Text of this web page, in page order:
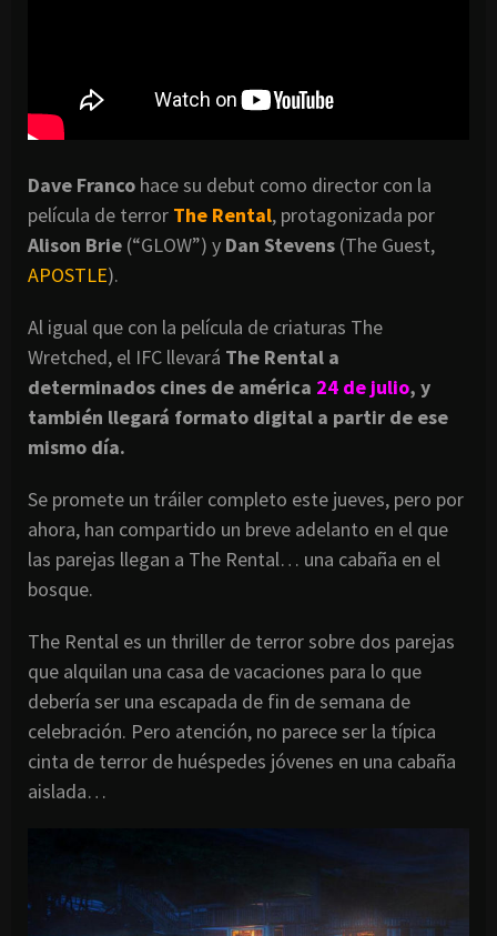
Dave Franco hace su debut como director con la
película de terror The Rental, protagonizada por
Alison Brie (“GLOW”) y Dan Stevens (The Guest,
APOSTLE).
Al igual que con la película de criaturas The
Wretched, el IFC llevará The Rental a
determinados cines de américa 24 de julio, y
también llegará formato digital a partir de ese
mismo día.
Se promete un tráiler completo este jueves, pero por
ahora, han compartido un breve adelanto en el que
las parejas llegan a The Rental… una cabaña en el
bosque.
The Rental es un thriller de terror sobre dos parejas
que alquilan una casa de vacaciones para lo que
debería ser una escapada de fin de semana de
celebración. Pero atención, no parece ser la típica
cinta de terror de huéspedes jóvenes en una cabaña
aislada…